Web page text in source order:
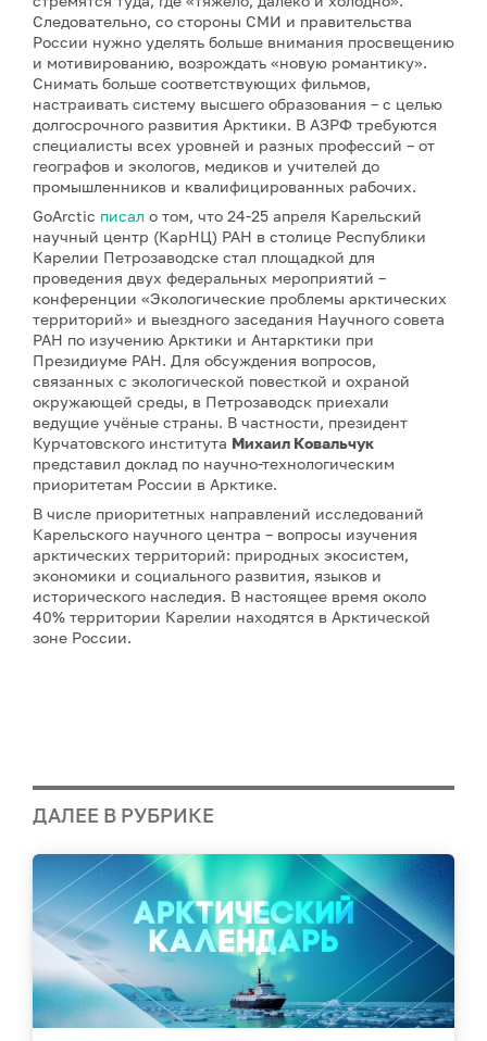
Следовательно, со стороны СМИ и правительства
России нужно уделять больше внимания просвещению
и мотивированию, возрождать «новую романтику».
Снимать больше соответствующих фильмов,
настраивать систему высшего образования – с целью
долгосрочного развития Арктики. В АЗРФ требуются
специалисты всех уровней и разных профессий – от
географов и экологов, медиков и учителей до
промышленников и квалифицированных рабочих.
GoArctic писал о том, что 24-25 апреля Карельский
научный центр (КарНЦ) РАН в столице Республики
Карелии Петрозаводске стал площадкой для
проведения двух федеральных мероприятий –
конференции «Экологические проблемы арктических
территорий» и выездного заседания Научного совета
РАН по изучению Арктики и Антарктики при
Президиуме РАН. Для обсуждения вопросов,
связанных с экологической повесткой и охраной
окружающей среды, в Петрозаводск приехали
ведущие учёные страны. В частности, президент
Курчатовского института Михаил Ковальчук
представил доклад по научно-технологическим
приоритетам России в Арктике.
В числе приоритетных направлений исследований
Карельского научного центра – вопросы изучения
арктических территорий: природных экосистем,
экономики и социального развития, языков и
исторического наследия. В настоящее время около
40% территории Карелии находятся в Арктической
зоне России.
ДАЛЕЕ В РУБРИКЕ